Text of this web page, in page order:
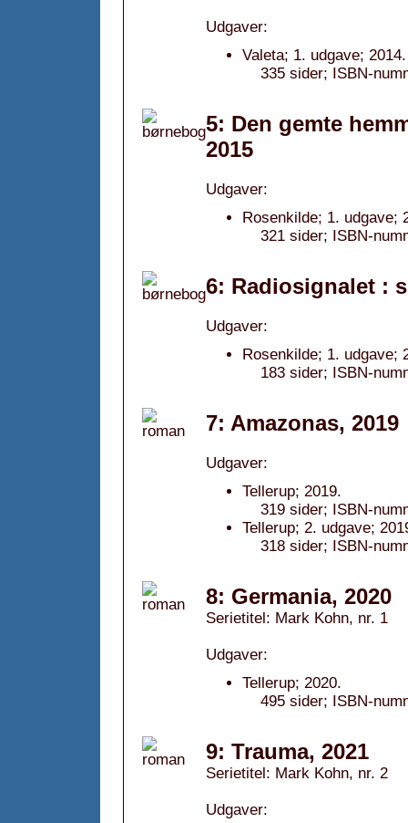
Udgaver:
Valeta; 1. udgave; 2014.
335 sider; ISBN-
5: Den gemte
2015
Udgaver:
Rosenkilde; 1. udgave;
321 sider; ISBN-
6: Radiosignalet :
Udgaver:
Rosenkilde; 1. udgave;
183 sider; ISBN-
7: Amazonas, 2019
Udgaver:
Tellerup; 2019.
319 sider; ISBN-
Tellerup; 2. udgave;
318 sider; ISBN-
8: Germania, 2020
Serietitel: Mark Kohn, nr. 1
Udgaver:
Tellerup; 2020.
495 sider; ISBN-
9: Trauma, 2021
Serietitel: Mark Kohn, nr. 2
Udgaver: